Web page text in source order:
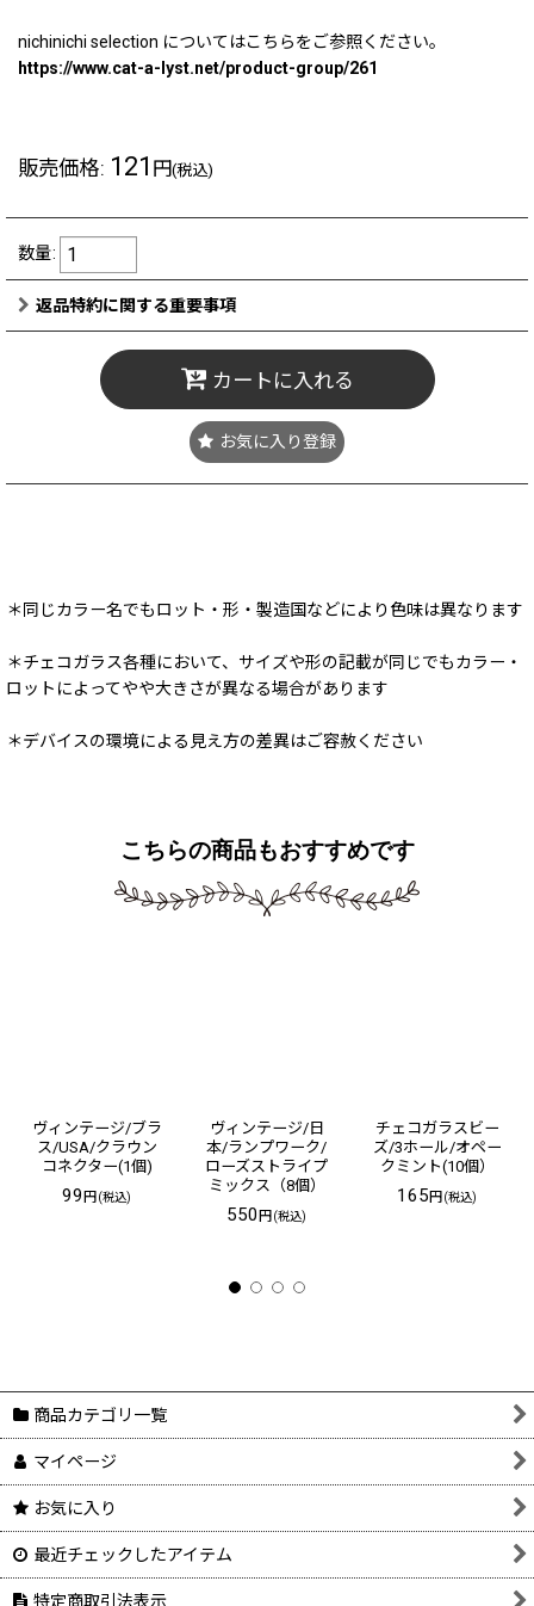
nichinichi selection についてはこちらをご参照ください。
https://www.cat-a-lyst.net/product-group/261
販売価格: 121 円(税込)
数量:
返品特約に関する重要事項
カートに入れる
お気に入り登録
＊同じカラー名でもロット・形・製造国などにより色味は異なります
＊チェコガラス各種において、サイズや形の記載が同じでもカラー・
ロットによってやや大きさが異なる場合があります
＊デバイスの環境による見え方の差異はご容赦ください
こちらの商品もおすすめです
ヴィンテージ/ブラ
ス/USA/クラウン
コネクター(1個)
99円(税込)
ヴィンテージ/日
本/ランプワーク/
ローズストライプ
ミックス（8個）
550円(税込)
チェコガラスビー
ズ/3ホール/オペー
クミント(10個）
165円(税込)
商品カテゴリ一覧
マイページ
お気に入り
最近チェックしたアイテム
特定商取引法表示